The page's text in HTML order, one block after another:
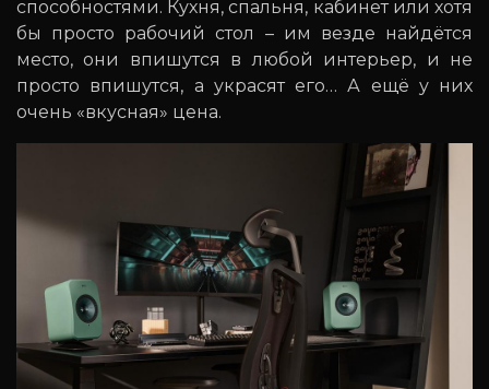
способностями. Кухня, спальня, кабинет или хотя
бы просто рабочий стол – им везде найдётся
место, они впишутся в любой интерьер, и не
просто впишутся, а украсят его… А ещё у них
очень «вкусная» цена.